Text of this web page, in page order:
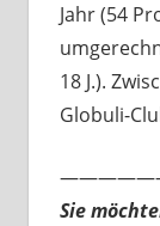
Jahr (54
18 J.).
Globuli-
Sie